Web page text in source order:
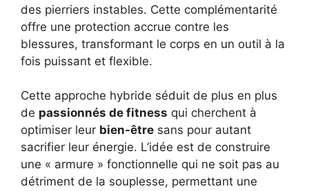
des pierriers instables. Cette complémentarité
offre une protection accrue contre les
blessures, transformant le corps en un outil à la
fois puissant et flexible.
Cette approche hybride séduit de plus en plus
de passionnés de fitness qui cherchent à
optimiser leur bien-être sans pour autant
sacrifier leur énergie. L’idée est de construire
une « armure » fonctionnelle qui ne soit pas au
détriment de la souplesse, permettant une